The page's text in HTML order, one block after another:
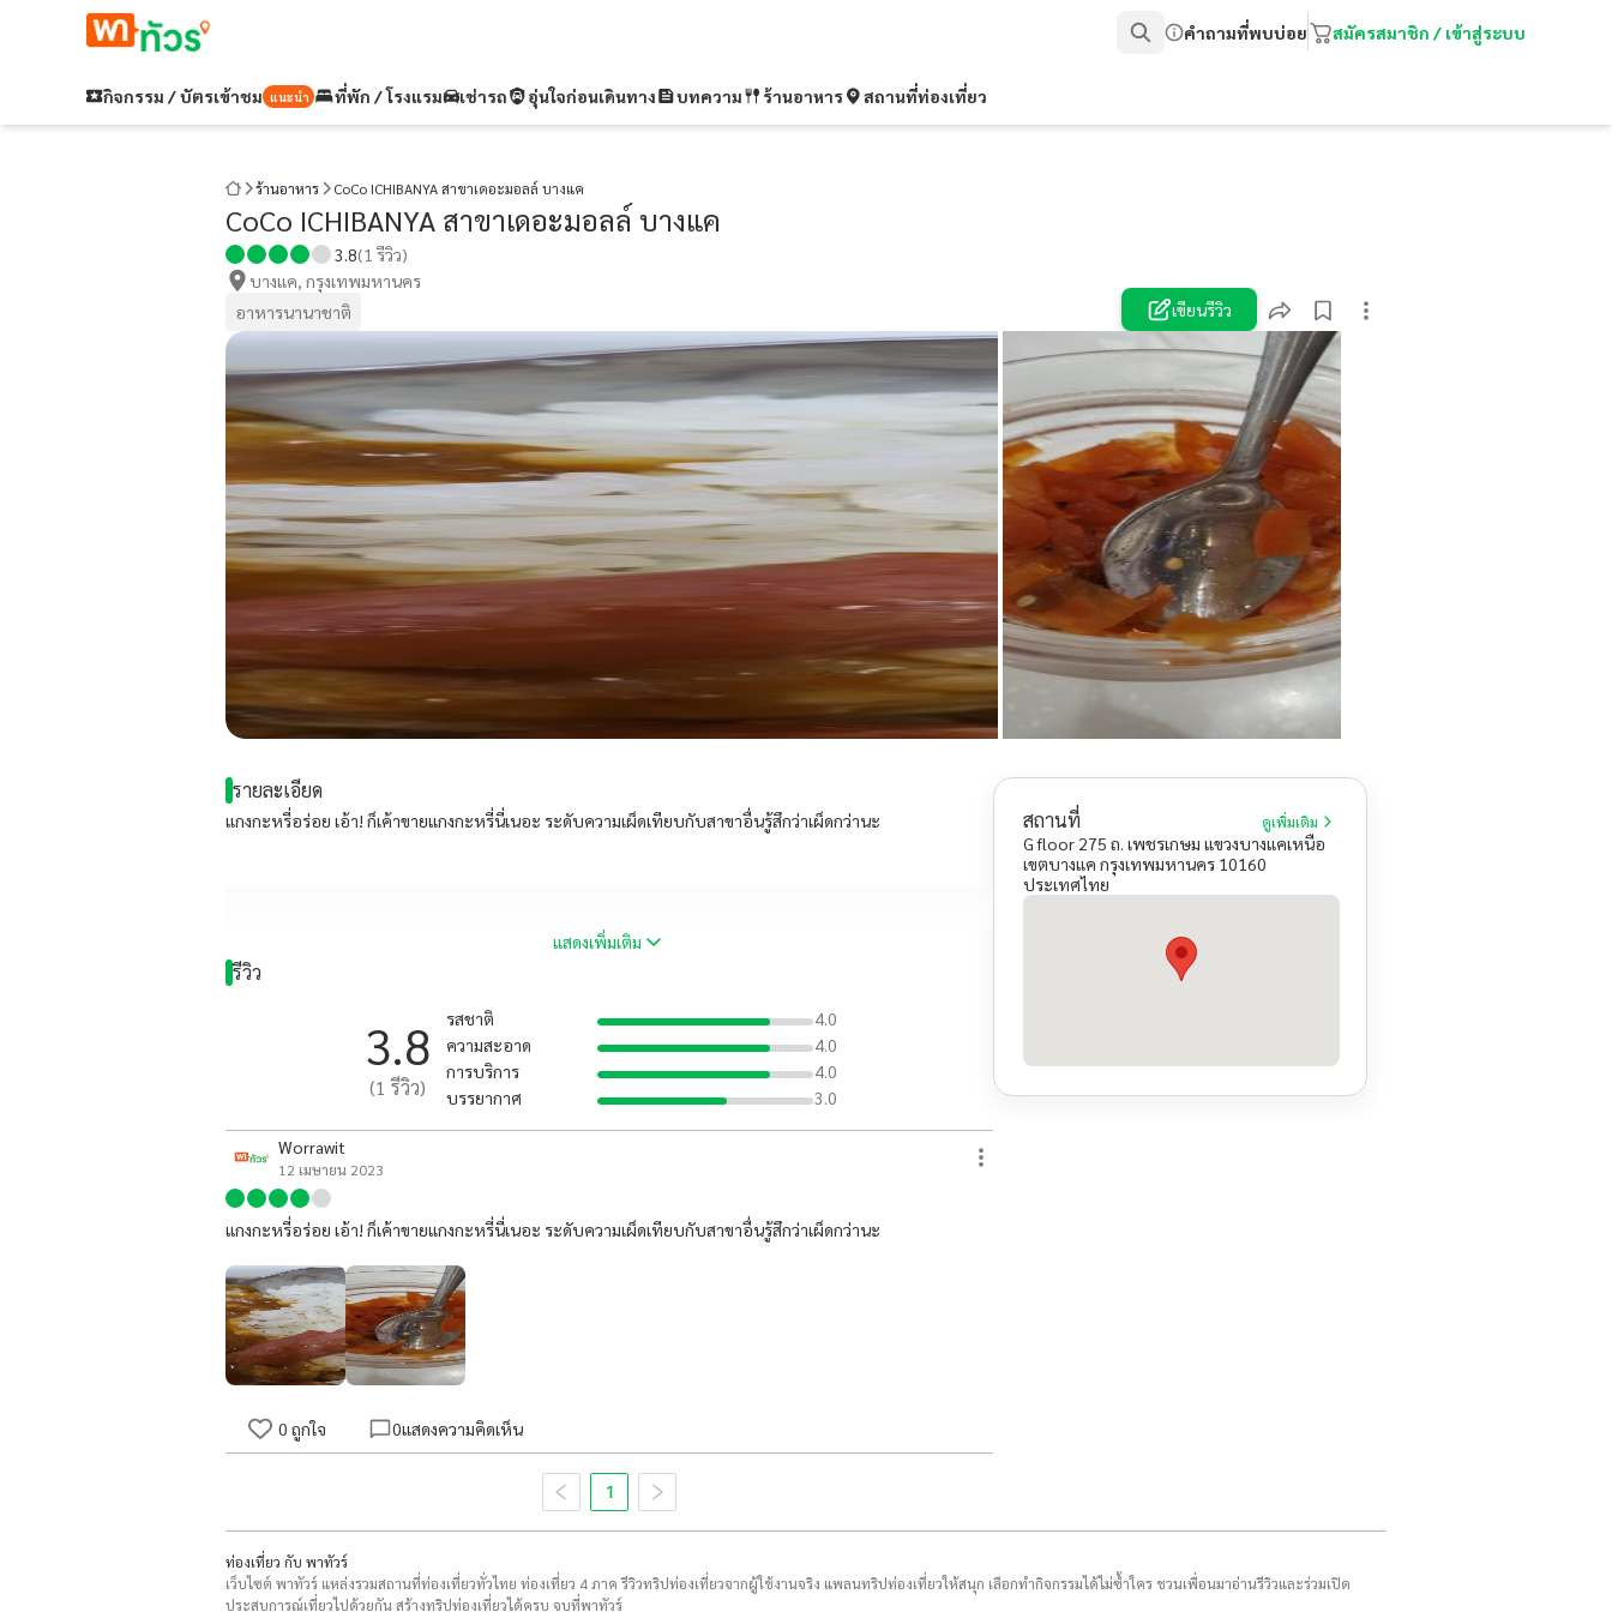
คำถามที่พบบ่อย สมัครสมาชิก / เข้าสู่ระบบ
กิจกรรม / บัตรเข้าชม แนะนำ ที่พัก / โรงแรม เช่ารถ อุ่นใจก่อนเดินทาง บทความ ร้านอาหาร สถานที่ท่องเที่ยว
ร้านอาหาร CoCo ICHIBANYA สาขาเดอะมอลล์ บางแค
CoCo ICHIBANYA สาขาเดอะมอลล์ บางแค
3.8(1 รีวิว)
บางแค, กรุงเทพมหานคร
อาหารนานาชาติ
เขียนรีวิว
รายละเอียด
แกงกะหรี่อร่อย เอ้า! ก็เค้าขายแกงกะหรี่นี่เนอะ ระดับความเผ็ดเทียบกับสาขาอื่นรู้สึกว่าเผ็ดกว่านะ
แสดงเพิ่มเติม
รีวิว
3.8
(1 รีวิว)
รสชาติ
4.0
ความสะอาด
4.0
การบริการ
4.0
บรรยากาศ
3.0
Worrawit
12 เมษายน 2023
แกงกะหรี่อร่อย เอ้า! ก็เค้าขายแกงกะหรี่นี่เนอะ ระดับความเผ็ดเทียบกับสาขาอื่นรู้สึกว่าเผ็ดกว่านะ
0 ถูกใจ 0แสดงความคิดเห็น
1
สถานที่ ดูเพิ่มเติม
G floor 275 ถ. เพชรเกษม แขวงบางแคเหนือ
เขตบางแค กรุงเทพมหานคร 10160
ประเทศไทย
ท่องเที่ยว กับ พาทัวร์
เว็บไซต์ พาทัวร์ แหล่งรวมสถานที่ท่องเที่ยวทั่วไทย ท่องเที่ยว 4 ภาค รีวิวทริปท่องเที่ยวจากผู้ใช้งานจริง แพลนทริปท่องเที่ยวให้สนุก เลือกทำกิจกรรมได้ไม่ซ้ำใคร ชวนเพื่อนมาอ่านรีวิวและร่วมเปิด
ประสบการณ์เที่ยวไปด้วยกัน สร้างทริปท่องเที่ยวได้ครบ จบที่พาทัวร์